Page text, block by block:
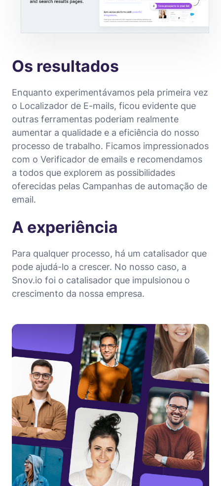
Os resultados
Enquanto experimentávamos pela primeira vez
o Localizador de E-mails, ficou evidente que
outras ferramentas poderiam realmente
aumentar a qualidade e a eficiência do nosso
processo de trabalho. Ficamos impressionados
com o Verificador de emails e recomendamos
a todos que explorem as possibilidades
oferecidas pelas Campanhas de automação de
email.
A experiência
Para qualquer processo, há um catalisador que
pode ajudá-lo a crescer. No nosso caso, a
Snov.io foi o catalisador que impulsionou o
crescimento da nossa empresa.